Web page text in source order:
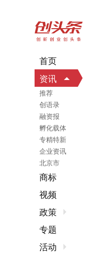
首页
资讯
推荐
创语录
融资报
孵化载体
专精特新
企业资讯
北京市
商标
视频
政策
专题
活动